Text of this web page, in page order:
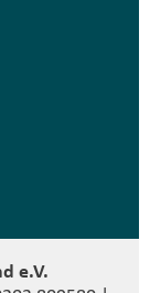
e.V.